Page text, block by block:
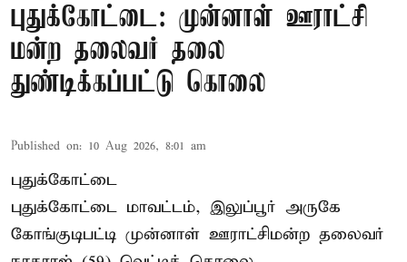
புதுக்கோட்டை: முன்னாள் ஊராட்சி
மன்ற தலைவர் தலை
துண்டிக்கப்பட்டு கொலை
Published on: 10 Aug 2026, 8:01 am
புதுக்கோட்டை
புதுக்கோட்டை மாவட்டம், இலுப்பூர் அருகே
கோங்குடிபட்டி முன்னாள் ஊராட்சிமன்ற தலைவர்